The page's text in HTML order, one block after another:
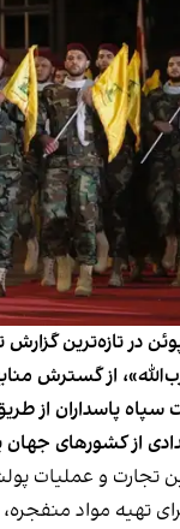
در تازه‌ترین
از گسترش
پاسداران از
از کشورهای جهان
تجارت و عملیات
تهیه مواد منفجره،